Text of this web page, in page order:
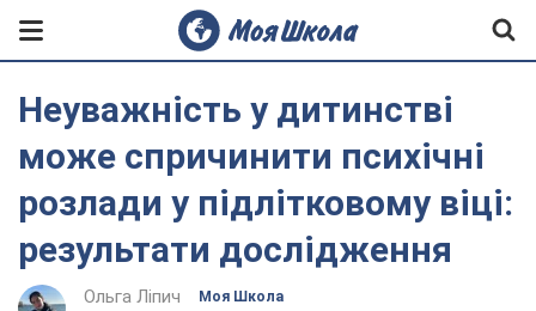
Неуважність у дитинстві
може спричинити психічні
розлади у підлітковому віці:
результати дослідження
Ольга Ліпич Моя Школа